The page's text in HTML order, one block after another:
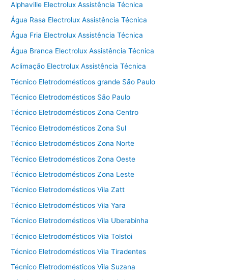
Alphaville Electrolux Assistência Técnica
Água Rasa Electrolux Assistência Técnica
Água Fria Electrolux Assistência Técnica
Água Branca Electrolux Assistência Técnica
Aclimação Electrolux Assistência Técnica
Técnico Eletrodomésticos grande São Paulo
Técnico Eletrodomésticos São Paulo
Técnico Eletrodomésticos Zona Centro
Técnico Eletrodomésticos Zona Sul
Técnico Eletrodomésticos Zona Norte
Técnico Eletrodomésticos Zona Oeste
Técnico Eletrodomésticos Zona Leste
Técnico Eletrodomésticos Vila Zatt
Técnico Eletrodomésticos Vila Yara
Técnico Eletrodomésticos Vila Uberabinha
Técnico Eletrodomésticos Vila Tolstoi
Técnico Eletrodomésticos Vila Tiradentes
Técnico Eletrodomésticos Vila Suzana